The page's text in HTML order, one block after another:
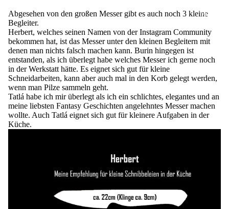
Mehr
Abgesehen von den großen Messer gibt es auch noch 3 kleine
Begleiter.
Herbert, welches seinen Namen von der Instagram Community
bekommen hat, ist das Messer unter den kleinen Begleitern mit
denen man nichts falsch machen kann. Burin hingegen ist
entstanden, als ich überlegt habe welches Messer ich gerne noch
in der Werkstatt hätte. Es eignet sich gut für kleine
Schneidarbeiten, kann aber auch mal in den Korb gelegt werden,
wenn man Pilze sammeln geht.
Tatlá habe ich mir überlegt als ich ein schlichtes, elegantes und an
meine liebsten Fantasy Geschichten angelehntes Messer machen
wollte. Auch Tatlá eignet sich gut für kleinere Aufgaben in der
Küche.